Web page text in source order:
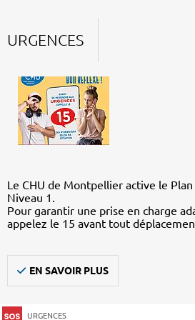
URGENCES
Le CHU de Montpellier active le
Niveau 1.
Pour garantir une prise en charge
appelez le 15 avant tout
EN SAVOIR PLUS
URGENCES